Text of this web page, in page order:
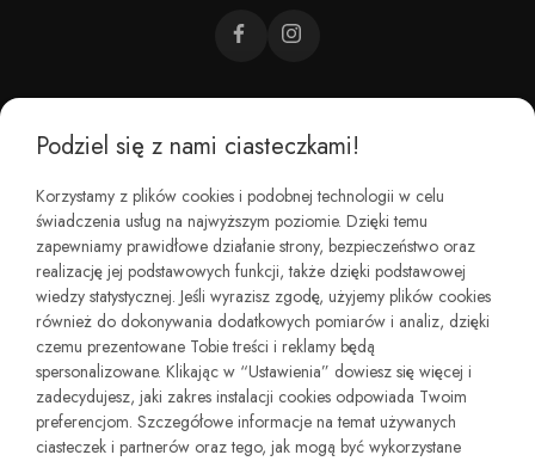
CZEMU BAREFOOT?
KIM JESTEŚMY?
REGULAMINY I ZWROTY
Podziel się z nami ciasteczkami!
Korzystamy z plików cookies i podobnej technologii w celu
świadczenia usług na najwyższym poziomie. Dzięki temu
zapewniamy prawidłowe działanie strony, bezpieczeństwo oraz
realizację jej podstawowych funkcji, także dzięki podstawowej
wiedzy statystycznej. Jeśli wyrazisz zgodę, użyjemy plików cookies
również do dokonywania dodatkowych pomiarów i analiz, dzięki
czemu prezentowane Tobie treści i reklamy będą
spersonalizowane. Klikając w “Ustawienia” dowiesz się więcej i
zadecydujesz, jaki zakres instalacji cookies odpowiada Twoim
preferencjom. Szczegółowe informacje na temat używanych
ciasteczek i partnerów oraz tego, jak mogą być wykorzystane